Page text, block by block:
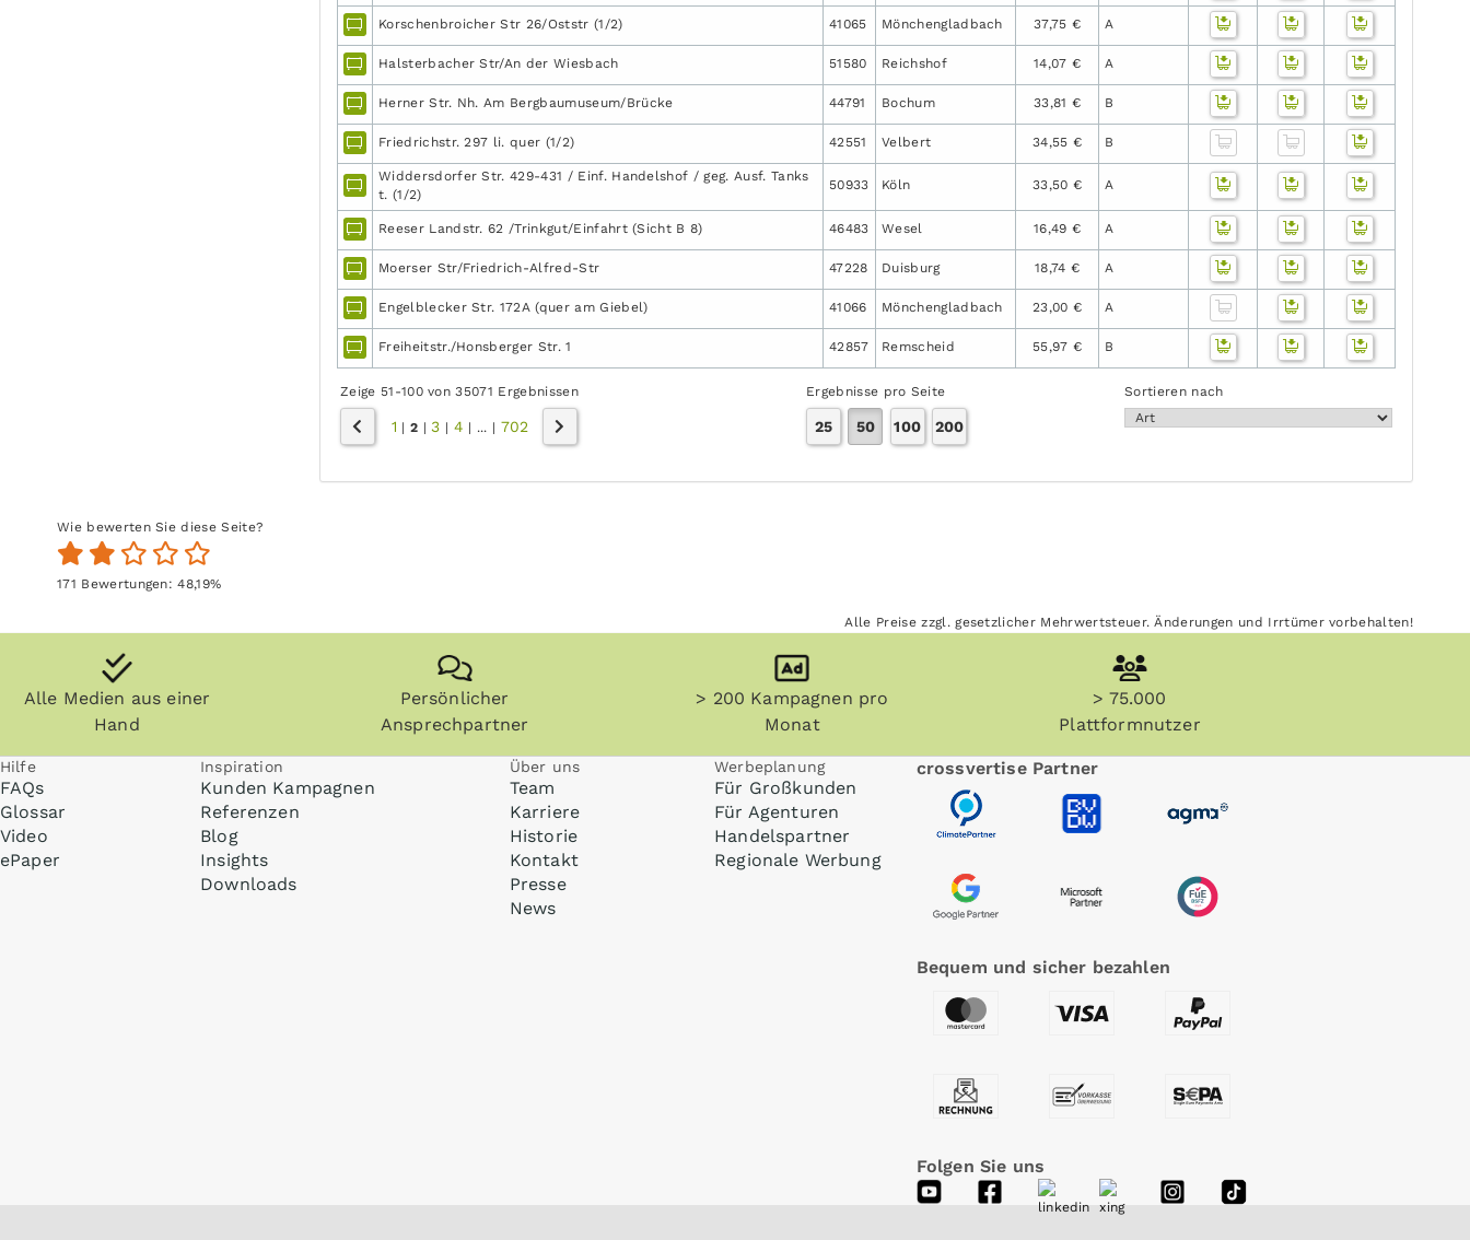
Korschenbroicher Str 26/Oststr (1/2) 41065 Mönchengladbach 37,75 € A
Halsterbacher Str/An der Wiesbach 51580 Reichshof 14,07 € A
Herner Str. Nh. Am Bergbaumuseum/Brücke 44791 Bochum 33,81 € B
Friedrichstr. 297 li. quer (1/2) 42551 Velbert 34,55 € B
Widdersdorfer Str. 429-431 / Einf. Handelshof / geg. Ausf. Tanks
t. (1/2)
50933 Köln 33,50 € A
Reeser Landstr. 62 /Trinkgut/Einfahrt (Sicht B 8) 46483 Wesel 16,49 € A
Moerser Str/Friedrich-Alfred-Str 47228 Duisburg 18,74 € A
Engelblecker Str. 172A (quer am Giebel) 41066 Mönchengladbach 23,00 € A
Freiheitstr./Honsberger Str. 1 42857 Remscheid 55,97 € B
Zeige 51-100 von 35071 Ergebnissen Ergebnisse pro Seite Sortieren nach
1 |2 |3 | 4 | ... | 702 25 50 100 200
Wie bewerten Sie diese Seite?
171 Bewertungen:48,19%
Alle Preise zzgl. gesetzlicher Mehrwertsteuer. Änderungen und Irrtümer vorbehalten!
Alle Medien aus einer
Hand
Persönlicher
Ansprechpartner
> 200 Kampagnen pro
Monat
> 75.000
Plattformnutzer
Hilfe
FAQs
Glossar
Video
ePaper
Inspiration
Kunden Kampagnen
Referenzen
Blog
Insights
Downloads
Über uns
Team
Karriere
Historie
Kontakt
Presse
News
Werbeplanung
Für Großkunden
Für Agenturen
Handelspartner
Regionale Werbung
crossvertise Partner
Bequem und sicher bezahlen
Folgen Sie uns